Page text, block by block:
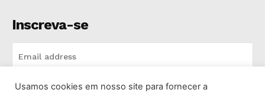
Inscreva-se
INSCREVA-SE
Usamos cookies em nosso site para fornecer a